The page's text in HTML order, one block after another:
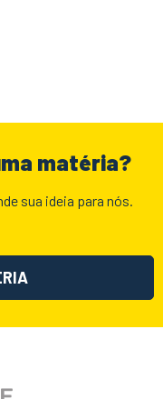
matéria?
sua ideia para nós.